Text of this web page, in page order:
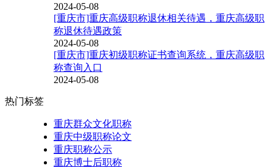
2024-05-08
[重庆市]重庆高级职称退休相关待遇，重庆高级职
称退休待遇政策
2024-05-08
[重庆市]重庆初级职称证书查询系统，重庆高级职
称查询入口
2024-05-08
热门标签
重庆群众文化职称
重庆中级职称论文
重庆职称公示
重庆博士后职称